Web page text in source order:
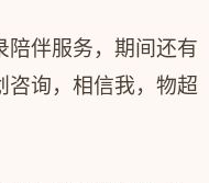
陪伴服务，期间还有
咨询，相信我，物超